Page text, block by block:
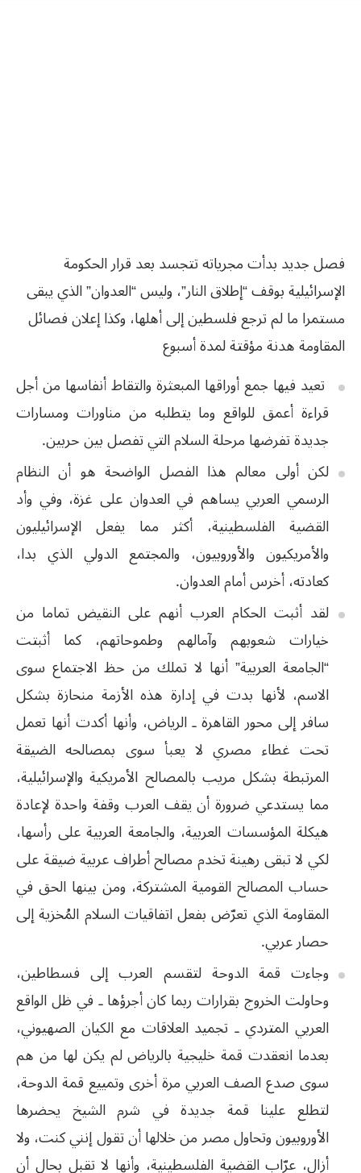
فصل جديد بدأت مجرياته تتجسد بعد قرار الحكومة
الإسرائيلية بوقف “إطلاق النار”، وليس “العدوان” الذي يبقى
مستمرا ما لم ترجع فلسطين إلى أهلها، وكذا إعلان فصائل
المقاومة هدنة مؤقتة لمدة أسبوع
تعيد فيها جمع أوراقها المبعثرة والتقاط أنفاسها من أجل
قراءة أعمق للواقع وما يتطلبه من مناورات ومسارات
جديدة تفرضها مرحلة السلام التي تفصل بين حربين.
لكن أولى معالم هذا الفصل الواضحة هو أن النظام
الرسمي العربي يساهم في العدوان على غزة، وفي وأد
القضية الفلسطينية، أكثر مما يفعل الإسرائيليون
والأمريكيون والأوروبيون، والمجتمع الدولي الذي بدا،
كعادته، أخرس أمام العدوان.
لقد أثبت الحكام العرب أنهم على النقيض تماما من
خيارات شعوبهم وآمالهم وطموحاتهم، كما أثبتت
“الجامعة العربية” أنها لا تملك من حظ الاجتماع سوى
الاسم، لأنها بدت في إدارة هذه الأزمة منحازة بشكل
سافر إلى محور القاهرة ـ الرياض، وأنها أكدت أنها تعمل
تحت غطاء مصري لا يعبأ سوى بمصالحه الضيقة
المرتبطة بشكل مريب بالمصالح الأمريكية والإسرائيلية،
مما يستدعي ضرورة أن يقف العرب وقفة واحدة لإعادة
هيكلة المؤسسات العربية، والجامعة العربية على رأسها،
لكي لا تبقى رهينة تخدم مصالح أطراف عربية ضيقة على
حساب المصالح القومية المشتركة، ومن بينها الحق في
المقاومة الذي تعرّض بفعل اتفاقيات السلام المُخزية إلى
حصار عربي.
وجاءت قمة الدوحة لتقسم العرب إلى فسطاطين،
وحاولت الخروج بقرارات ربما كان أجرؤها ـ في ظل الواقع
العربي المتردي ـ تجميد العلاقات مع الكيان الصهيوني،
بعدما انعقدت قمة خليجية بالرياض لم يكن لها من هم
سوى صدع الصف العربي مرة أخرى وتمييع قمة الدوحة،
لتطلع علينا قمة جديدة في شرم الشيخ يحضرها
الأوروبيون وتحاول مصر من خلالها أن تقول إنني كنت، ولا
أزال، عرّاب القضية الفلسطينية، وأنها لا تقبل بحال أن